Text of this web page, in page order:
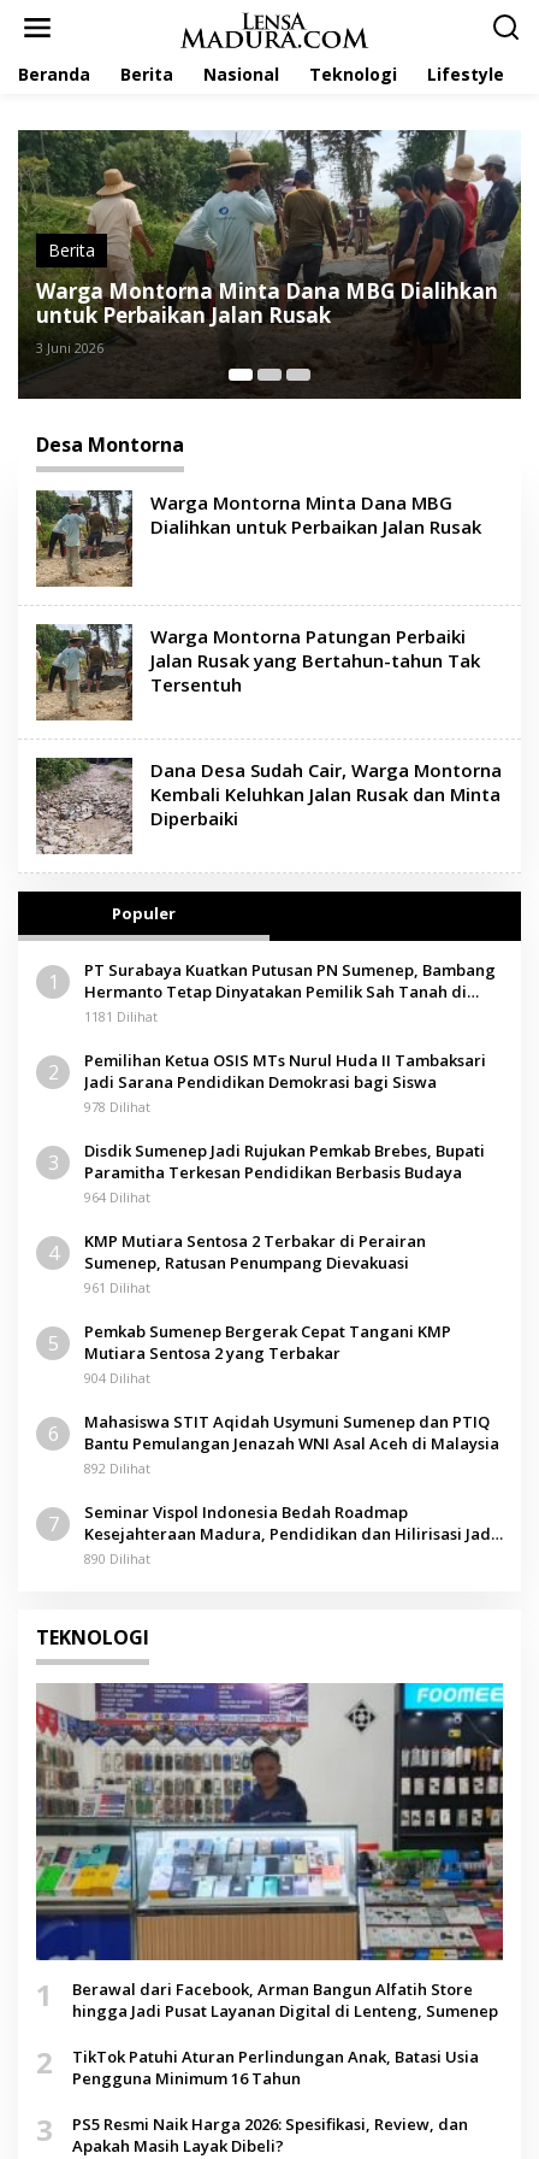
Beranda Berita Nasional Teknologi Lifestyle
MBG Dialihkan
Berita
Warga Montorna Patungan
Rusak yang Bertahun-
Desa Montorna
Warga Montorna Minta Dana MBG
Dialihkan untuk Perbaikan Jalan Rusak
Warga Montorna Patungan Perbaiki
Jalan Rusak yang Bertahun-tahun Tak
Tersentuh
Dana Desa Sudah Cair, Warga Montorna
Kembali Keluhkan Jalan Rusak dan Minta
Diperbaiki
Populer
1
PT Surabaya Kuatkan Putusan PN Sumenep, Bambang
Hermanto Tetap Dinyatakan Pemilik Sah Tanah di
Pamolokan
1181 Dilihat
2
Pemilihan Ketua OSIS MTs Nurul Huda II Tambaksari
Jadi Sarana Pendidikan Demokrasi bagi Siswa
978 Dilihat
3
Disdik Sumenep Jadi Rujukan Pemkab Brebes, Bupati
Paramitha Terkesan Pendidikan Berbasis Budaya
964 Dilihat
4
KMP Mutiara Sentosa 2 Terbakar di Perairan
Sumenep, Ratusan Penumpang Dievakuasi
961 Dilihat
5
Pemkab Sumenep Bergerak Cepat Tangani KMP
Mutiara Sentosa 2 yang Terbakar
904 Dilihat
6
Mahasiswa STIT Aqidah Usymuni Sumenep dan PTIQ
Bantu Pemulangan Jenazah WNI Asal Aceh di Malaysia
892 Dilihat
7
Seminar Vispol Indonesia Bedah Roadmap
Kesejahteraan Madura, Pendidikan dan Hilirisasi Jadi
Kunci
890 Dilihat
TEKNOLOGI
1
Berawal dari Facebook, Arman Bangun Alfatih Store
hingga Jadi Pusat Layanan Digital di Lenteng, Sumenep
2
TikTok Patuhi Aturan Perlindungan Anak, Batasi Usia
Pengguna Minimum 16 Tahun
3
PS5 Resmi Naik Harga 2026: Spesifikasi, Review, dan
Apakah Masih Layak Dibeli?